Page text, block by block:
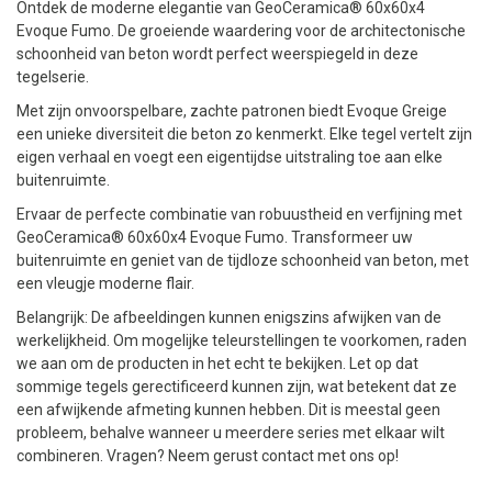
Ontdek de moderne elegantie van GeoCeramica® 60x60x4
Evoque Fumo. De groeiende waardering voor de architectonische
schoonheid van beton wordt perfect weerspiegeld in deze
tegelserie.
Met zijn onvoorspelbare, zachte patronen biedt Evoque Greige
een unieke diversiteit die beton zo kenmerkt. Elke tegel vertelt zijn
eigen verhaal en voegt een eigentijdse uitstraling toe aan elke
buitenruimte.
Ervaar de perfecte combinatie van robuustheid en verfijning met
GeoCeramica® 60x60x4 Evoque Fumo. Transformeer uw
buitenruimte en geniet van de tijdloze schoonheid van beton, met
een vleugje moderne flair.
Belangrijk: De afbeeldingen kunnen enigszins afwijken van de
werkelijkheid. Om mogelijke teleurstellingen te voorkomen, raden
we aan om de producten in het echt te bekijken. Let op dat
sommige tegels gerectificeerd kunnen zijn, wat betekent dat ze
een afwijkende afmeting kunnen hebben. Dit is meestal geen
probleem, behalve wanneer u meerdere series met elkaar wilt
combineren. Vragen? Neem gerust contact met ons op!